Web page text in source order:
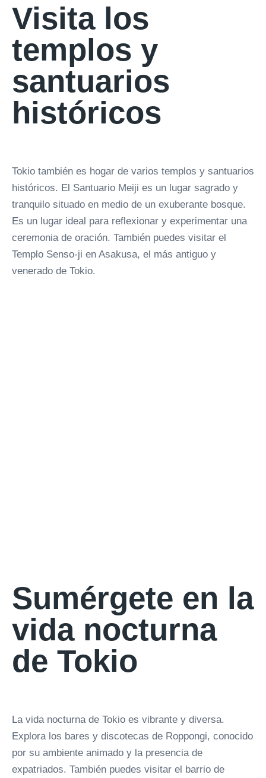
Visita los
templos y
santuarios
históricos
Tokio también es hogar de varios templos y santuarios
históricos. El Santuario Meiji es un lugar sagrado y
tranquilo situado en medio de un exuberante bosque.
Es un lugar ideal para reflexionar y experimentar una
ceremonia de oración. También puedes visitar el
Templo Senso-ji en Asakusa, el más antiguo y
venerado de Tokio.
Sumérgete en la
vida nocturna
de Tokio
La vida nocturna de Tokio es vibrante y diversa.
Explora los bares y discotecas de Roppongi, conocido
por su ambiente animado y la presencia de
expatriados. También puedes visitar el barrio de